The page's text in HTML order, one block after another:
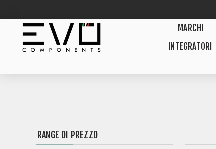
MARCHI
INTEGRATORI
RANGE DI PREZZO